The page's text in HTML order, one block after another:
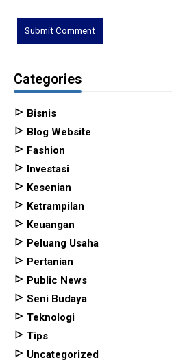
Categories
Bisnis
Blog Website
Fashion
Investasi
Kesenian
Ketrampilan
Keuangan
Peluang Usaha
Pertanian
Public News
Seni Budaya
Teknologi
Tips
Uncategorized